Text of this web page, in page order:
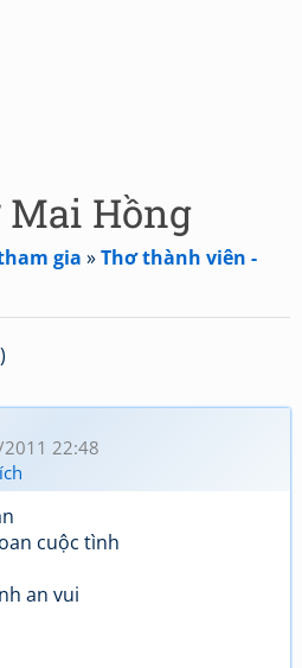
Mai Hồng
gia »Thơ thành viên -
22:48
cuộc tình
an vui